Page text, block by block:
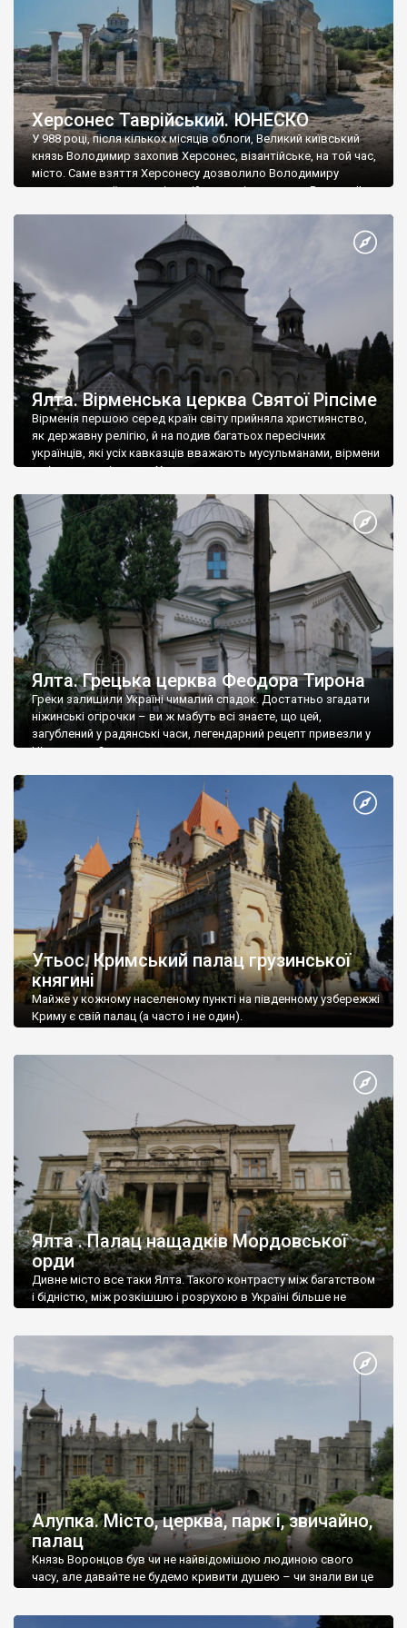
Херсонес Таврійський. ЮНЕСКО
У 988 році, після кількох місяців облоги, Великий київський
князь Володимир захопив Херсонес, візантійське, на той час,
місто. Саме взяття Херсонесу дозволило Володимиру
диктувати свої умови візантійському імператору Василю ІІ, та
Херсонесі Володимир-язичник, став Василем-християнином.
А потім було Хрещення Русі. На честь Херсонесу Таврійського
Ялта. Вірменська церква Святої Ріпсіме
Вірменія першою серед країн світу прийняла християнство,
як державну релігію, й на подив багатьох пересічних
українців, які усіх кавказців вважають мусульманами, вірмени
є відданими вірянами Христа
Ялта. Грецька церква Феодора Тирона
Греки залишили Україні чималий спадок. Достатньо згадати
ніжинські огірочки – ви ж мабуть всі знаєте, що цей,
загублений у радянські часи, легендарний рецепт привезли у
Ніжин греки?
Утьос. Кримський палац грузинської
княгині
Майже у кожному населеному пункті на південному узбережжі
Криму є свій палац (а часто і не один).
Ялта . Палац нащадків Мордовської
орди
Дивне місто все таки Ялта. Такого контрасту між багатством
і бідністю, між розкішшю і розрухою в Україні більше не
Алупка. Місто, церква, парк і, звичайно,
палац
Князь Воронцов був чи не найвідомішою людиною свого
часу, але давайте не будемо кривити душею – чи знали ви це